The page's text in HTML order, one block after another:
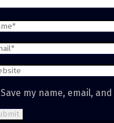
Save my name, email,